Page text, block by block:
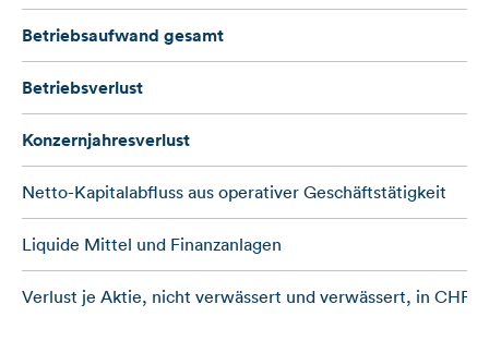
Betriebsaufwand gesamt
Betriebsverlust
Konzernjahresverlust
Netto-Kapitalabfluss aus operativer Geschäftstätigkeit
Liquide Mittel und Finanzanlagen
Verlust je Aktie, nicht verwässert und verwässert, in CHF